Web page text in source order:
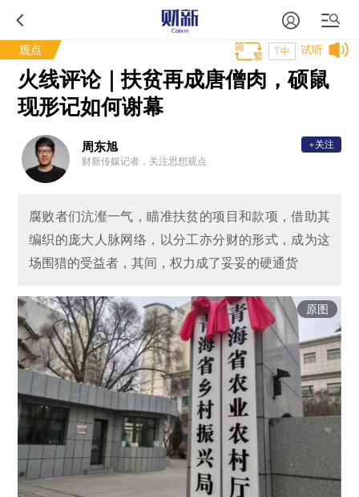
观点 试听
T中
火线评论｜扶贫再成唐僧肉，硕鼠
现形记如何谢幕
周东旭
财新传媒记者，关注思想观点
+关注
腐败者们沆瀣一气，瞄准扶贫的项目和款项，借助其
编织的庞大人脉网络，以分工亦分财的形式，成为这
场围猎的受益者，其间，权力成了妥妥的硬通货
原图